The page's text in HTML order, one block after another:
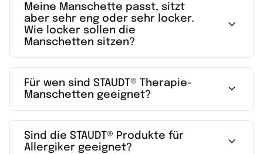
Meine Manschette passt, sitzt
aber sehr eng oder sehr locker.
Wie locker sollen die
Manschetten sitzen?
expand_more
Für wen sind STAUDT® Therapie-
Manschetten geeignet?
expand_more
Sind die STAUDT® Produkte für
Allergiker geeignet?
expand_more